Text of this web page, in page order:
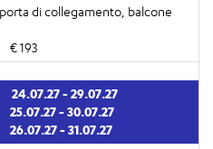
€ 193
24.07.27 - 29.07.27
25.07.27 - 30.07.27
26.07.27 - 31.07.27